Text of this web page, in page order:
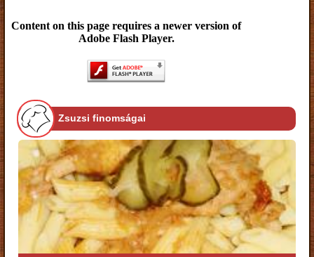
Content on this page requires a newer version of
Adobe Flash Player.
Zsuzsi finomságai